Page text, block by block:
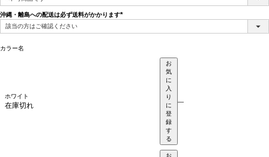
須)
沖縄・離島への配送は必ず送料がかかります
須)
カラー名
ホワイト
在庫切れ
お
気
に
入
り
に
登
録
す
る
—